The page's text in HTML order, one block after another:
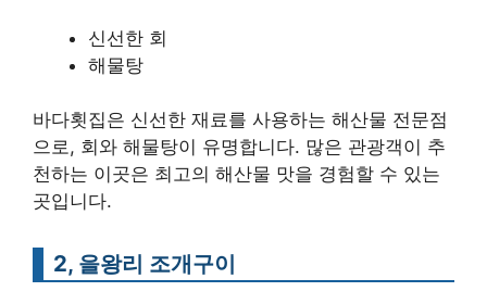
신선한 회
해물탕
바다횟집은 신선한 재료를 사용하는 해산물 전문점
으로, 회와 해물탕이 유명합니다. 많은 관광객이 추
천하는 이곳은 최고의 해산물 맛을 경험할 수 있는
곳입니다.
2, 을왕리 조개구이